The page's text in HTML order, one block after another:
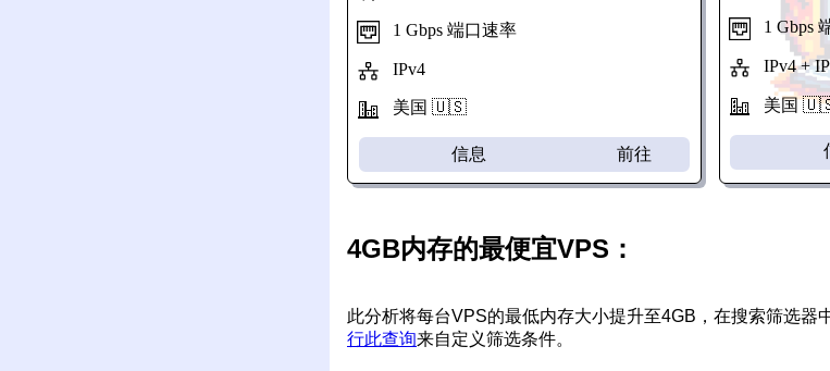
1 Gbps 端口速率
IPv4
美国 🇺🇸
信息 前往
1 Gbps
IPv4 +
美国
4GB内存的最便宜VPS：
此分析将每台VPS的最低内存大小提升至4GB，在搜索筛选
行此查询来自定义筛选条件。